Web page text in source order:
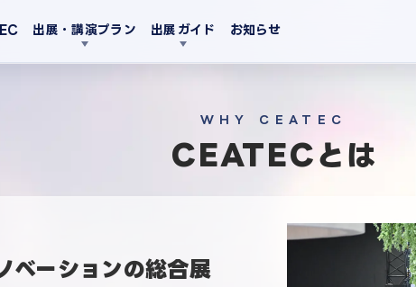
出展・講演プラン 出展ガイド お知らせ
WHY CEATEC
CEATECとは
ベーションの総合展